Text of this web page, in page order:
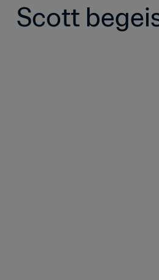
Scott